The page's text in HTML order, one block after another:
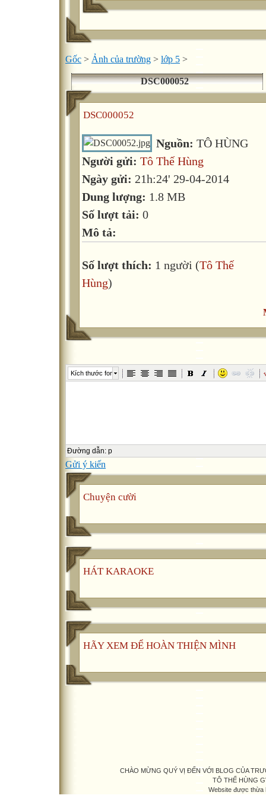
Gốc > Ảnh của trường > lớp 5 >
DSC000052
DSC000052
Nguồn: TÔ HÙNG
Người gửi: Tô Thế Hùng
Ngày gửi: 21h:24' 29-04-2014
Dung lượng: 1.8 MB
Số lượt tải: 0
Mô tả:
Số lượt thích: 1 người (Tô Thế
Hùng)
Kích thước font
Đường dẫn: p
Gửi ý kiến
Chuyện cười
HÁT KARAOKE
HÃY XEM ĐỂ HOÀN THIỆN MÌNH
CHÀO MỪNG QUÝ VỊ ĐẾN VỚI BLOG CỦA
TÔ THẾ HÙNG
Website được